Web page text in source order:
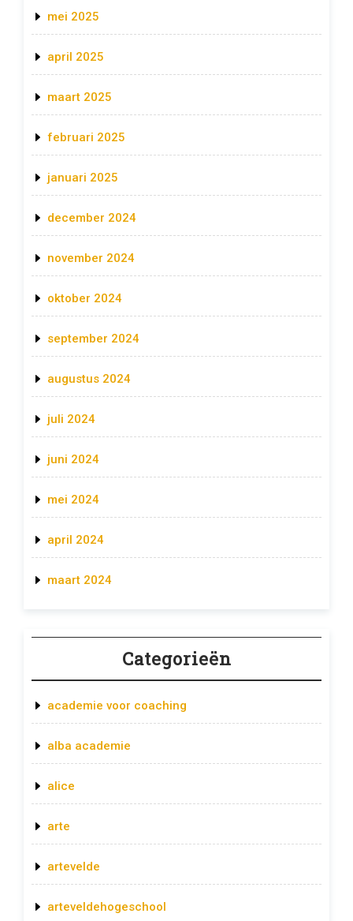
mei 2025
april 2025
maart 2025
februari 2025
januari 2025
december 2024
november 2024
oktober 2024
september 2024
augustus 2024
juli 2024
juni 2024
mei 2024
april 2024
maart 2024
Categorieën
academie voor coaching
alba academie
alice
arte
artevelde
arteveldehogeschool